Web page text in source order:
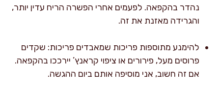
נהדר בהקפאה. לפעמים אחרי הפשרה הריח עדין יותר,
והגרידה מאזנת את זה.
להימנע מתוספות פריכות שמאבדים פריכות: שקדים
פרוסים מעל, פירורים או ציפוי קראנץ’ יירככו בהקפאה.
אם זה חשוב, אני מוסיפה אותם ביום ההגשה.